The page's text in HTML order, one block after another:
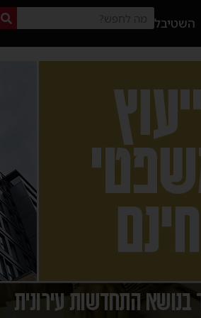
השטיבל